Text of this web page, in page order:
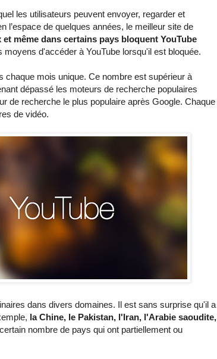
les utilisateurs peuvent envoyer, regarder et
l’espace de quelques années, le meilleur site de
même dans certains pays bloquent YouTube
d'accéder à YouTube lorsqu'il est bloquée.
chaque mois unique. Ce nombre est supérieur à
dépassé les moteurs de recherche populaires
de recherche le plus populaire après Google. Chaque
de vidéo.
dans divers domaines. Il est sans surprise qu'il a
la Chine, le Pakistan, l'Iran, l'Arabie saoudite,
nombre de pays qui ont partiellement ou